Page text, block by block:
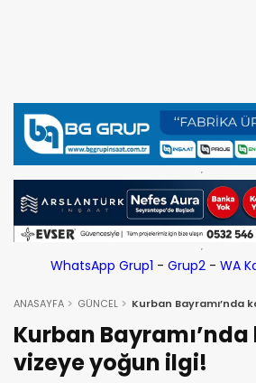
WhatsApp Grup1 - Grup2- WA
ANASAYFA GÜNCEL Kurban Bayramı’nda
Kurban Bayramı’nda
vizeye yoğun ilgi!